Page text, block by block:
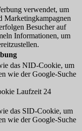
verwendet, um
Marketingkampagnen
Besucher auf
Informationen, um
das NID-Cookie, um
wie der Google-Suche
Laufzeit 24
das SID-Cookie, um
wie der Google-Suche